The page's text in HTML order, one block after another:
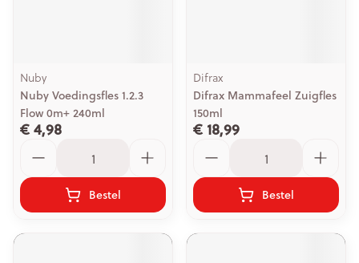
Nuby
Nuby Voedingsfles 1.2.3
Flow 0m+ 240ml
€ 4,98
Bestel
Difrax
Difrax Mammafeel Zuigfles
150ml
€ 18,99
Bestel